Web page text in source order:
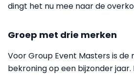
dingt het nu mee naar de
Groep met drie merken
Voor Group Event Masters is de
bekroning op een bijzonder